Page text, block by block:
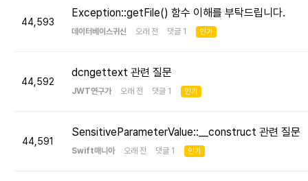
44,593
Exception::getFile() 함수 이해를 부탁드립니다.
데이터베이스귀신 오래 전 댓글 1 인기
44,592
dcngettext 관련 질문
JWT연구가 오래 전 댓글 1 인기
44,591
SensitiveParameterValue::__construct 관련 질문
Swift매니아 오래 전 댓글 1 인기